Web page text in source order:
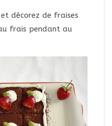
décorez de fraises
frais pendant au